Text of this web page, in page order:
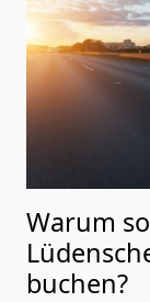
Warum
buchen?